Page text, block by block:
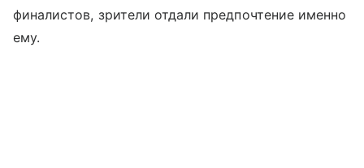
финалистов, зрители отдали предпочтение именно
ему.